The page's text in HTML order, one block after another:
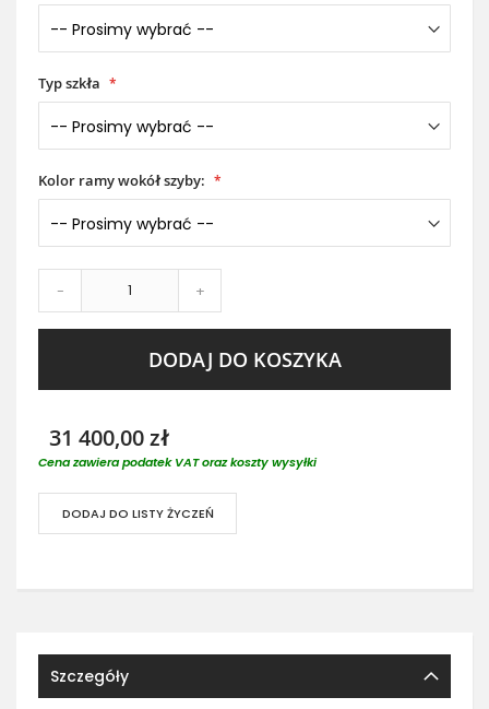
Typ szkła
Kolor ramy wokół szyby:
- +
DODAJ DO KOSZYKA
31 400,00 zł
Cena zawiera podatek VAT oraz koszty wysyłki
DODAJ DO LISTY ŻYCZEŃ
Szczegóły